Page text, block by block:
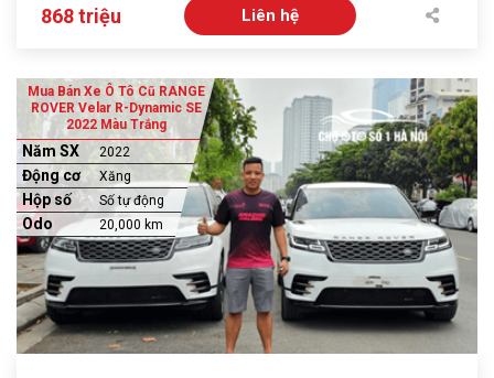
868 triệu Liên hệ
Mua Bán Xe Ô Tô Cũ RANGE
ROVER Velar R-Dynamic SE
2022 Màu Trắng
Năm SX 2022
Động cơ Xăng
Hộp số Số tự động
Odo 20,000 km